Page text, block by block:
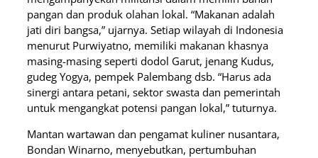
pangan dan produk olahan lokal. “Makanan adalah
jati diri bangsa,” ujarnya. Setiap wilayah di Indonesia
menurut Purwiyatno, memiliki makanan khasnya
masing-masing seperti dodol Garut, jenang Kudus,
gudeg Yogya, pempek Palembang dsb. “Harus ada
sinergi antara petani, sektor swasta dan pemerintah
untuk mengangkat potensi pangan lokal,” tuturnya.
Mantan wartawan dan pengamat kuliner nusantara,
Bondan Winarno, menyebutkan, pertumbuhan